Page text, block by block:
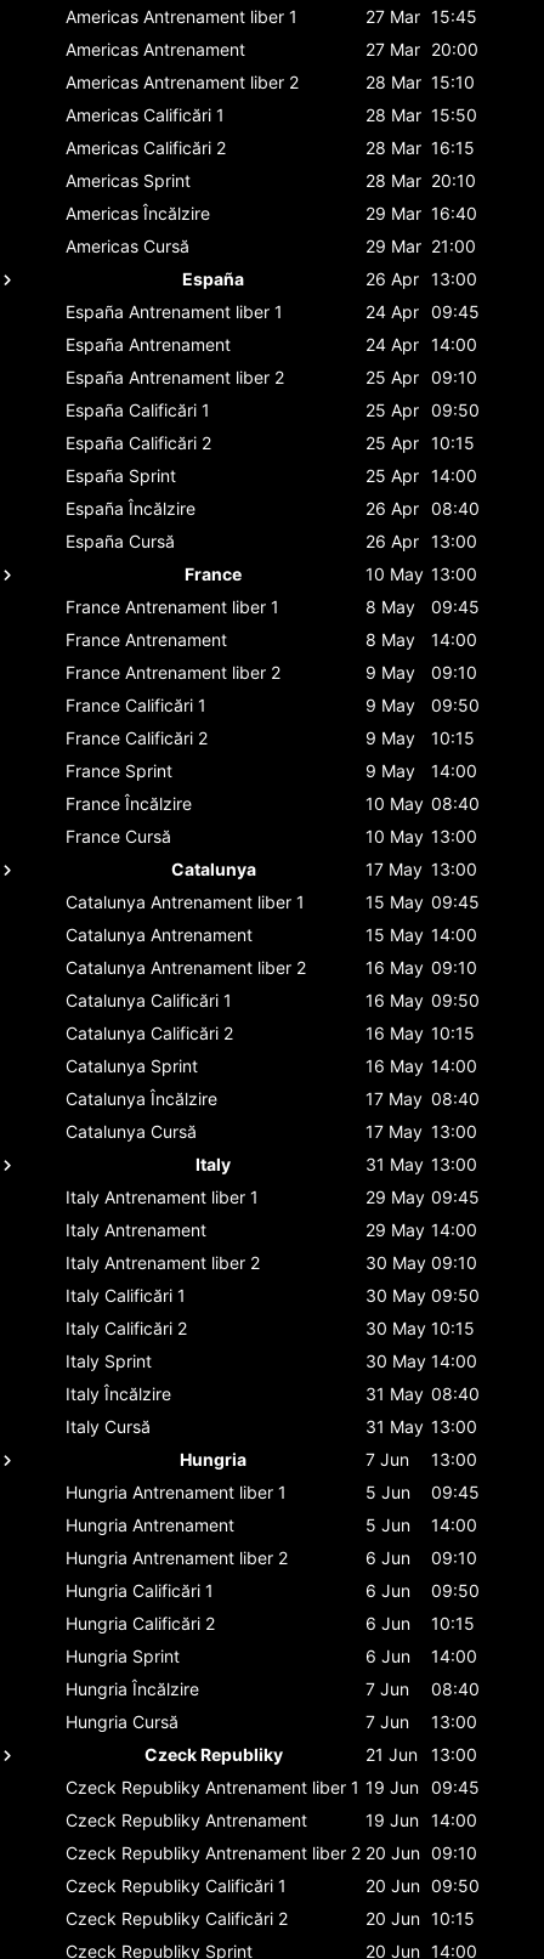
Americas Antrenament liber 1 27 Mar 15:45
Americas Antrenament 27 Mar 20:00
Americas Antrenament liber 2 28 Mar 15:10
Americas Calificări 1 28 Mar 15:50
Americas Calificări 2 28 Mar 16:15
Americas Sprint 28 Mar 20:10
Americas Încălzire 29 Mar 16:40
Americas Cursă 29 Mar 21:00
España
26 Apr 13:00
España Antrenament liber 1 24 Apr 09:45
España Antrenament 24 Apr 14:00
España Antrenament liber 2 25 Apr 09:10
España Calificări 1 25 Apr 09:50
España Calificări 2 25 Apr 10:15
España Sprint 25 Apr 14:00
España Încălzire 26 Apr 08:40
España Cursă 26 Apr 13:00
France
10 May 13:00
France Antrenament liber 1 8 May
09:45
France Antrenament 8 May
14:00
France Antrenament liber 2 9 May
09:10
France Calificări 1 9 May
09:50
France Calificări 2 9 May
10:15
France Sprint 9 May
14:00
France Încălzire 10 May 08:40
France Cursă 10 May 13:00
Catalunya
17 May 13:00
Catalunya Antrenament liber 1 15 May 09:45
Catalunya Antrenament 15 May 14:00
Catalunya Antrenament liber 2 16 May 09:10
Catalunya Calificări 1 16 May 09:50
Catalunya Calificări 2 16 May 10:15
Catalunya Sprint 16 May 14:00
Catalunya Încălzire 17 May 08:40
Catalunya Cursă 17 May 13:00
Italy
31 May 13:00
Italy Antrenament liber 1 29 May 09:45
Italy Antrenament 29 May 14:00
Italy Antrenament liber 2 30 May 09:10
Italy Calificări 1 30 May 09:50
Italy Calificări 2 30 May 10:15
Italy Sprint 30 May 14:00
Italy Încălzire 31 May 08:40
Italy Cursă 31 May 13:00
Hungria
7 Jun
13:00
Hungria Antrenament liber 1 5 Jun
09:45
Hungria Antrenament 5 Jun
14:00
Hungria Antrenament liber 2 6 Jun
09:10
Hungria Calificări 1 6 Jun
09:50
Hungria Calificări 2 6 Jun
10:15
Hungria Sprint 6 Jun
14:00
Hungria Încălzire 7 Jun
08:40
Hungria Cursă 7 Jun
13:00
Czeck Republiky
21 Jun
13:00
Czeck Republiky Antrenament liber 1 19 Jun 09:45
Czeck Republiky Antrenament 19 Jun 14:00
Czeck Republiky Antrenament liber 2 20 Jun 09:10
Czeck Republiky Calificări 1 20 Jun 09:50
Czeck Republiky Calificări 2 20 Jun 10:15
Czeck Republiky Sprint 20 Jun 14:00